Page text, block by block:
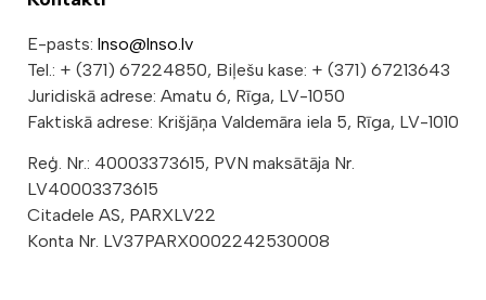
E-pasts: lnso@lnso.lv
Tel.: + (371) 67224850, Biļešu kase: + (371) 67213643
Juridiskā adrese: Amatu 6, Rīga, LV-1050
Faktiskā adrese: Krišjāņa Valdemāra iela 5, Rīga, LV-1010
Reģ. Nr.: 40003373615, PVN maksātāja Nr.
LV40003373615
Citadele AS, PARXLV22
Konta Nr. LV37PARX0002242530008